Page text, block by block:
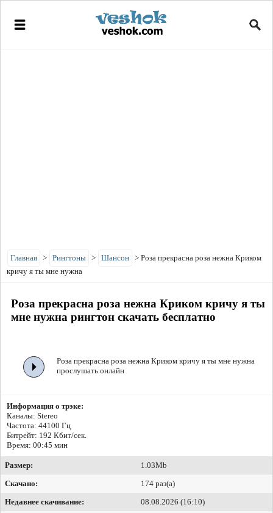
Главная > Рингтоны > Шансон > Роза прекрасна роза нежна Криком
кричу я ты мне нужна
Роза прекрасна роза нежна Криком кричу я ты
мне нужна рингтон скачать бесплатно
Роза прекрасна роза нежна Криком кричу я ты мне нужна
прослушать онлайн
Информация о трэке:
Каналы: Stereo
Частота: 44100 Гц
Битрейт: 192 Кбит/сек.
Время: 00:45 мин
Размер:
1.03Mb
Скачано:
174 раз(а)
Недавнее скачивание:
08.08.2026 (16:10)